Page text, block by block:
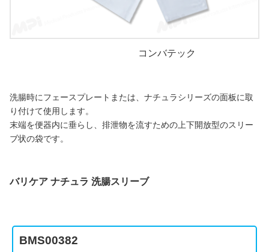
コンバテック
洗腸時にフェースプレートまたは、ナチュラシリーズの面板に取
り付けて使用します。
末端を便器内に垂らし、排泄物を流すための上下開放型のスリー
ブ状の袋です。
バリケア ナチュラ 洗腸スリーブ
BMS00382